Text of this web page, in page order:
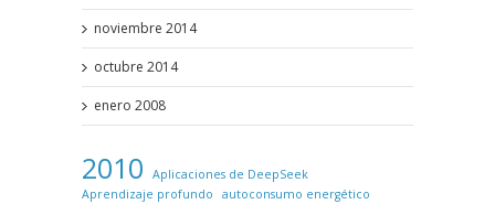
noviembre 2014
octubre 2014
enero 2008
2010
Aplicaciones de DeepSeek
Aprendizaje profundo
autoconsumo energético